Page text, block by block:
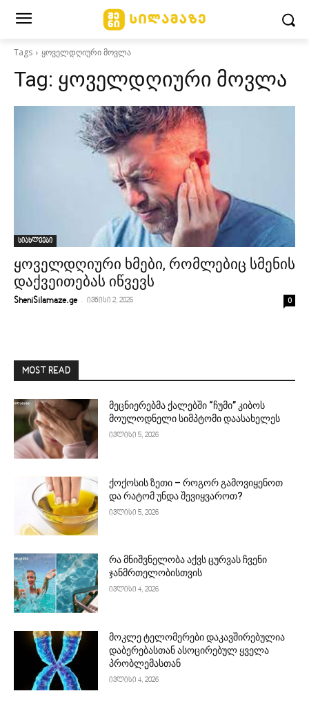
Tags ყოველდღიური მოვლა
Tag: ყოველდღიური მოვლა
სიახლეები
ყოველდღიური ხმები, რომლებიც სმენის
დაქვეითებას იწვევს
SheniSilamaze.ge - ივნისი 2, 2026 0
MOST READ
მეცნიერებმა ქალებში “ჩუმი” კიბოს
მოულოდნელი სიმპტომი დაასახელეს
ივლისი 5, 2026
ქოქოსის ზეთი – როგორ გამოვიყენოთ
და რატომ უნდა შევიყვაროთ?
ივლისი 5, 2026
რა მნიშვნელობა აქვს ცურვას ჩვენი
ჯანმრთელობისთვის
ივლისი 4, 2026
მოკლე ტელომერები დაკავშირებულია
დაბერებასთან ასოცირებულ ყველა
პრობლემასთან
ივლისი 4, 2026